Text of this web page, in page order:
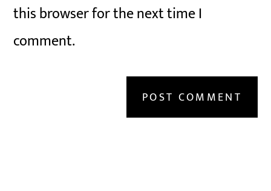
this browser for the next time I
comment.